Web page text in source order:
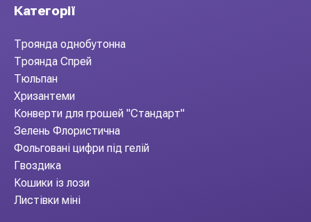
Категорії
Троянда однобутонна
Троянда Спрей
Тюльпан
Хризантеми
Конверти для грошей "Стандарт"
Зелень Флористична
Фольговані цифри під гелій
Гвоздика
Кошики із лози
Листівки міні